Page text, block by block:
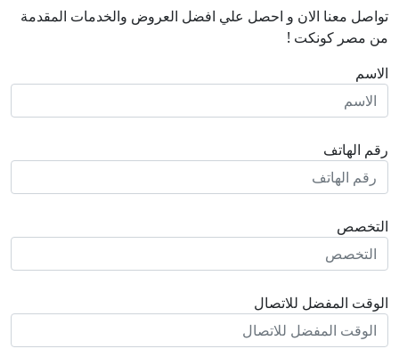
تواصل معنا الان و احصل علي افضل العروض والخدمات المقدمة
من مصر كونكت !
الاسم
رقم الهاتف
التخصص
الوقت المفضل للاتصال